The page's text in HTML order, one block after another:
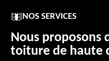
NOS SERVICES
Nous proposons
toiture de haute